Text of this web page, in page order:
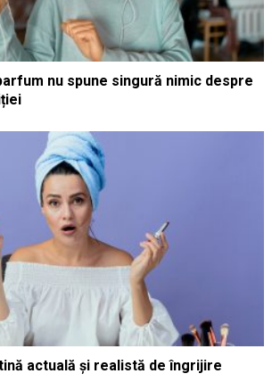
nu spune singură nimic despre
actuală și realistă de îngrijire